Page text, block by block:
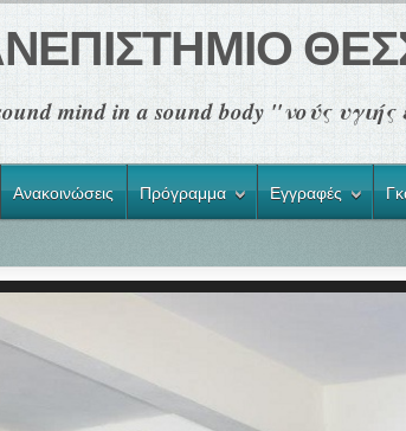
mind in a sound body "νούς
Ανακοινώσεις Πρόγραμμα Εγγραφές